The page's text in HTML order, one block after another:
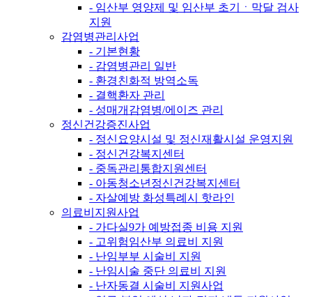
- 임산부 영양제 및 임산부 초기ㆍ막달 검사
지원
감염병관리사업
- 기본현황
- 감염병관리 일반
- 환경친화적 방역소독
- 결핵환자 관리
- 성매개감염병/에이즈 관리
정신건강증진사업
- 정신요양시설 및 정신재활시설 운영지원
- 정신건강복지센터
- 중독관리통합지원센터
- 아동청소년정신건강복지센터
- 자살예방 화성특례시 핫라인
의료비지원사업
- 가다실9가 예방접종 비용 지원
- 고위험임산부 의료비 지원
- 난임부부 시술비 지원
- 난임시술 중단 의료비 지원
- 난자동결 시술비 지원사업